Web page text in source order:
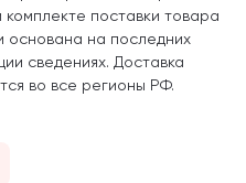
поставки товара
основана на последних
сведениях. Доставка
во все регионы РФ.